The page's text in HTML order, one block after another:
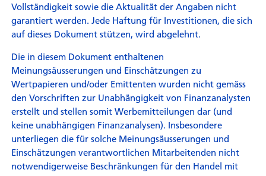
Vollständigkeit sowie die Aktualität der Angaben nicht
garantiert werden. Jede Haftung für Investitionen, die sich
auf dieses Dokument stützen, wird abgelehnt.
Die in diesem Dokument enthaltenen
Meinungsäusserungen und Einschätzungen zu
Wertpapieren und/oder Emittenten wurden nicht gemäss
den Vorschriften zur Unabhängigkeit von Finanzanalysten
erstellt und stellen somit Werbemitteilungen dar (und
keine unabhängigen Finanzanalysen). Insbesondere
unterliegen die für solche Meinungsäusserungen und
Einschätzungen verantwortlichen Mitarbeitenden nicht
notwendigerweise Beschränkungen für den Handel mit